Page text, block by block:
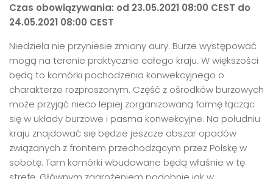
Czas obowiązywania: od 23.05.2021 08:00 CEST do
24.05.2021 08:00 CEST
Niedziela nie przyniesie zmiany aury. Burze występować
mogą na terenie praktycznie całego kraju. W większości
będą to komórki pochodzenia konwekcyjnego o
charakterze rozproszonym. Część z ośrodków burzowych
może przyjąć nieco lepiej zorganizowaną formę łącząc
się w układy burzowe i pasma konwekcyjne. Na południu
kraju znajdować się będzie jeszcze obszar opadów
związanych z frontem przechodzącym przez Polskę w
sobotę. Tam komórki wbudowane będą właśnie w tę